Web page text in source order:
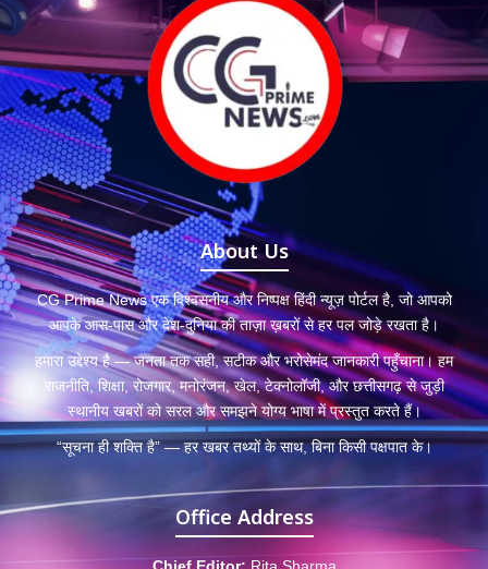
About Us
CG Prime News एक विश्वसनीय और निष्पक्ष हिंदी न्यूज़ पोर्टल है, जो आपको
आपके आस-पास और देश-दुनिया की ताज़ा ख़बरों से हर पल जोड़े रखता है।
हमारा उद्देश्य है — जनता तक सही, सटीक और भरोसेमंद जानकारी पहुँचाना। हम
राजनीति, शिक्षा, रोजगार, मनोरंजन, खेल, टेक्नोलॉजी, और छत्तीसगढ़ से जुड़ी
स्थानीय खबरों को सरल और समझने योग्य भाषा में प्रस्तुत करते हैं।
“सूचना ही शक्ति है” — हर खबर तथ्यों के साथ, बिना किसी पक्षपात के।
Office Address